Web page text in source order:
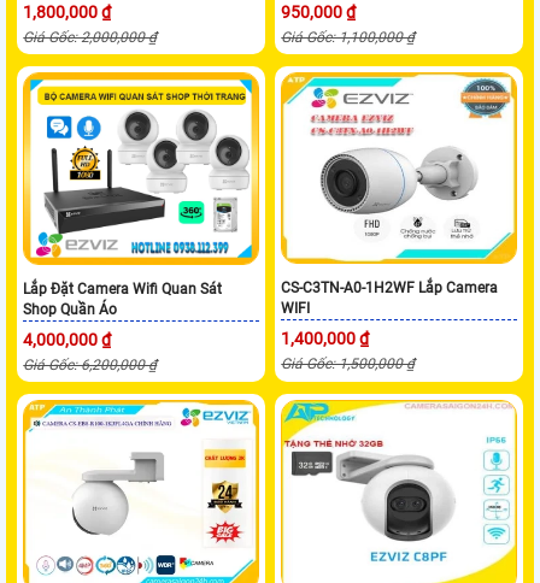
1,800,000 ₫
Giá Gốc: 2,000,000 ₫
950,000 ₫
Giá Gốc: 1,100,000 ₫
Lắp Đặt Camera Wifi Quan Sát
Shop Quần Áo
4,000,000 ₫
Giá Gốc: 6,200,000 ₫
CS-C3TN-A0-1H2WF Lắp Camera
WIFI
1,400,000 ₫
Giá Gốc: 1,500,000 ₫